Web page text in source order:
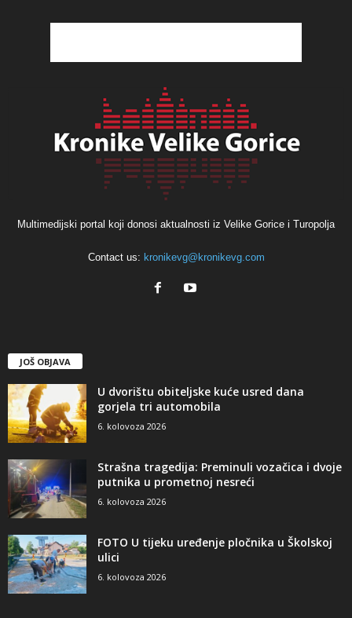
Multimedijski portal koji donosi aktualnosti iz Velike Gorice i Turopolja
Contact us: kronikevg@kronikevg.com
JOŠ OBJAVA
U dvorištu obiteljske kuće usred dana
gorjela tri automobila
6. kolovoza 2026
Strašna tragedija: Preminuli vozačica i dvoje
putnika u prometnoj nesreći
6. kolovoza 2026
FOTO U tijeku uređenje pločnika u Školskoj
ulici
6. kolovoza 2026